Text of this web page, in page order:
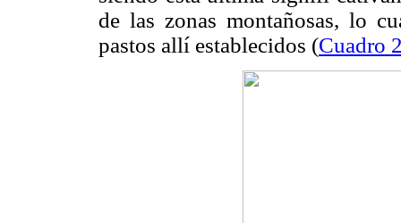
de las zonas montañosas, lo
pastos allí establecidos (Cuadro